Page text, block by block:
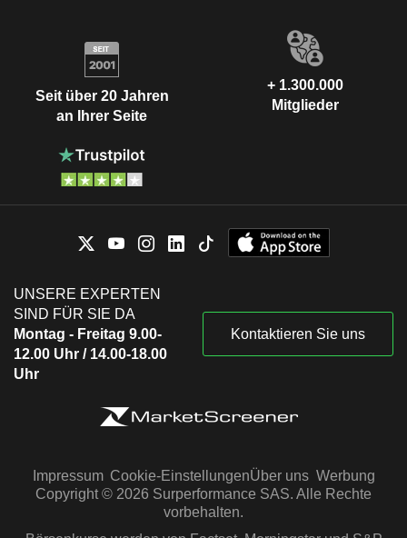
Seit über 20 Jahren
an Ihrer Seite
+ 1.300.000
Mitglieder
UNSERE EXPERTEN
SIND FÜR SIE DA
Montag - Freitag 9.00-
12.00 Uhr / 14.00-18.00
Uhr
Kontaktieren Sie uns
Impressum Cookie-EinstellungenÜber uns Werbung
Copyright © 2026 Surperformance SAS. Alle Rechte
vorbehalten.